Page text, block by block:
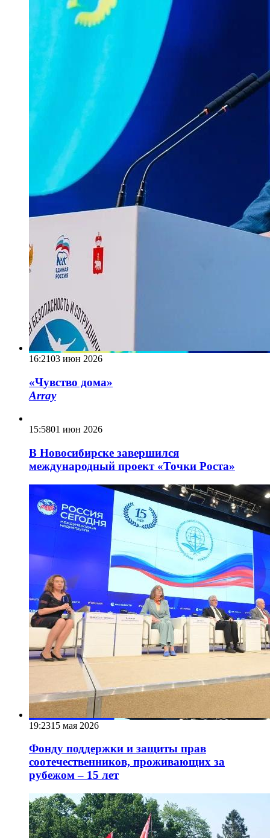
16:2103 июн 2026
«Чувство дома»
Array
15:5801 июн 2026
В Новосибирске завершился
международный проект «Точки Роста»
19:2315 мая 2026
Фонду поддержки и защиты прав
соотечественников, проживающих за
рубежом – 15 лет